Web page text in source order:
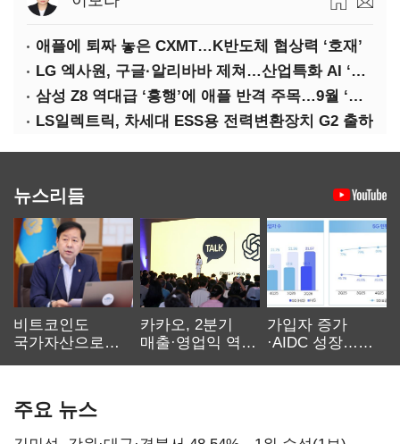
애플에 퇴짜 놓은 CXMT…K반도체 협상력 ‘호재’
LG 엑사원, 구글·알리바바 제쳐…산업특화 AI ‘속도’
삼성 Z8 역대급 ‘흥행’에 애플 반격 주목…9월 ‘폴더블 대전’
LS일렉트릭, 차세대 ESS용 전력변환장치 G2 출하
뉴스리듬
비트코인도
국가자산으로…'
카카오, 2분기
매출·영업익 역대
가입자 증가
·AIDC 성장…
주요 뉴스